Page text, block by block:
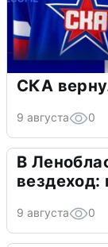
СКА
9 августа 0
В
вездеход:
9 августа 0